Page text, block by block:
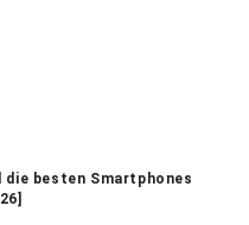
die besten Smartphones